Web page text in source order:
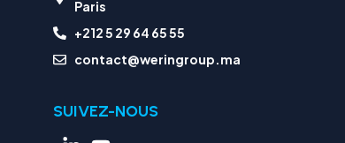
Paris
+212 5 29 64 65 55
contact@weringroup.ma
SUIVEZ-NOUS